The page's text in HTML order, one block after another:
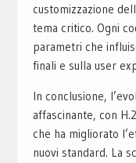
customizzazione
tema critico. Ogni
parametri che
finali e sulla user
In conclusione,
affascinante, con
che ha migliorato
nuovi standard. La